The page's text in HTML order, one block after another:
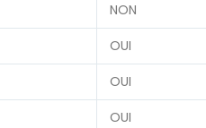
NON
OUI
OUI
OUI